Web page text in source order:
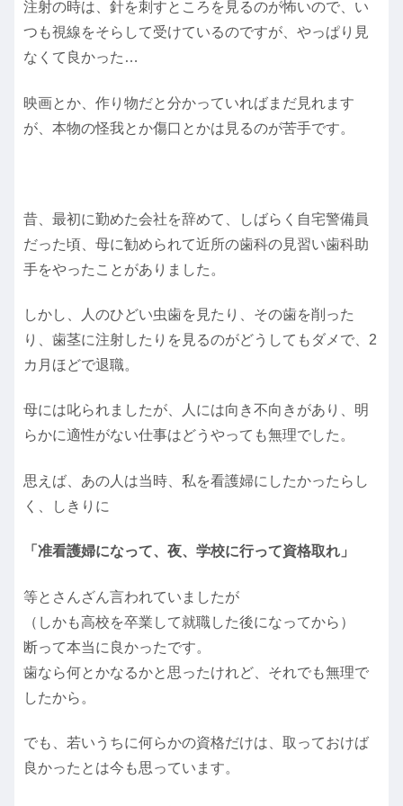
注射の時は、針を刺すところを見るのが怖いので、い
つも視線をそらして受けているのですが、やっぱり見
なくて良かった…
映画とか、作り物だと分かっていればまだ見れます
が、本物の怪我とか傷口とかは見るのが苦手です。
昔、最初に勤めた会社を辞めて、しばらく自宅警備員
だった頃、母に勧められて近所の歯科の見習い歯科助
手をやったことがありました。
しかし、人のひどい虫歯を見たり、その歯を削った
り、歯茎に注射したりを見るのがどうしてもダメで、2
カ月ほどで退職。
母には叱られましたが、人には向き不向きがあり、明
らかに適性がない仕事はどうやっても無理でした。
思えば、あの人は当時、私を看護婦にしたかったらし
く、しきりに
「准看護婦になって、夜、学校に行って資格取れ」
等とさんざん言われていましたが
（しかも高校を卒業して就職した後になってから）
断って本当に良かったです。
歯なら何とかなるかと思ったけれど、それでも無理で
したから。
でも、若いうちに何らかの資格だけは、取っておけば
良かったとは今も思っています。